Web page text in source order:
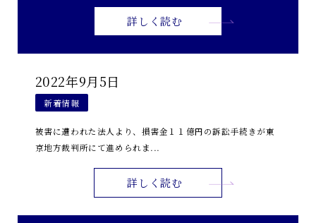
詳しく読む
2022年9月5日
新着情報
被害に遭われた法人より、損害金１１億円の訴訟手続きが東
京地方裁判所にて進められま...
詳しく読む